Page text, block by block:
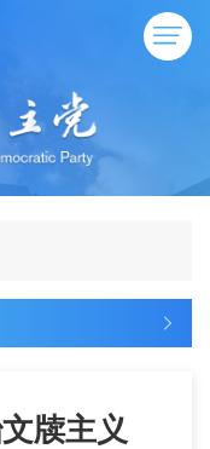
牍主义